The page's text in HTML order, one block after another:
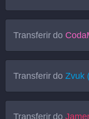
Transferir do
Transferir doZvuk
Transferir do